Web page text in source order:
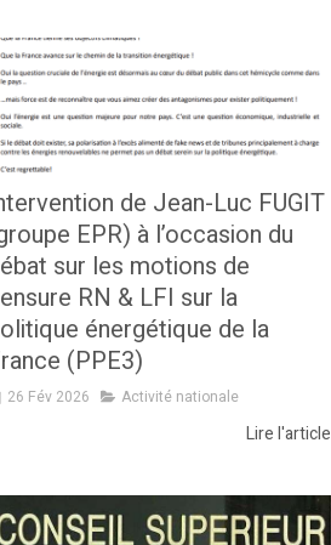
de Jean-Luc FUGIT
EPR) à l’occasion du
sur les motions de
RN & LFI sur la
énergétique de la
(PPE3)
26 Fév 2026 Activité nationale
Lire l'article